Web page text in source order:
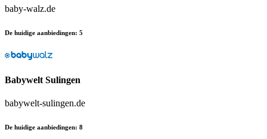
baby-walz.de
De huidige aanbiedingen: 5
Babywelt Sulingen
babywelt-sulingen.de
De huidige aanbiedingen: 8